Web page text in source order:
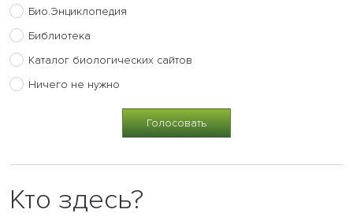
Био.Энциклопедия
Библиотека
Каталог биологических сайтов
Ничего не нужно
Кто здесь?